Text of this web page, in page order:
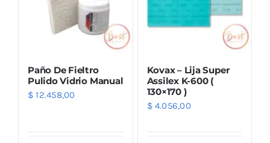
Paño De Fieltro
Pulido Vidrio Manual
$ 12.458,00
Kovax – Lija Super
Assilex K-600 (
130×170 )
$4.056,00